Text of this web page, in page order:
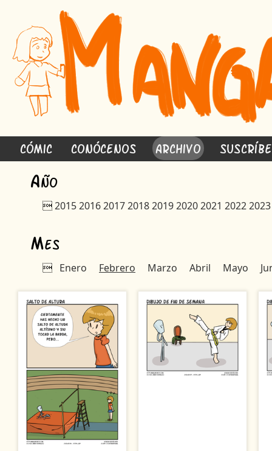
Cómic Conócenos Archivo
Año
2015201620172018201920202021 20222023
Mes
 Enero Febrero Marzo Abril Mayo